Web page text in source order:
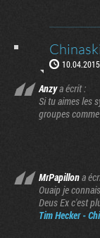
10.04.2015
Anzya écrit :
Si tu aimes les
groupes
MrPapillona
Ouaip je
Deus Ex c'est
Tim Hecker -